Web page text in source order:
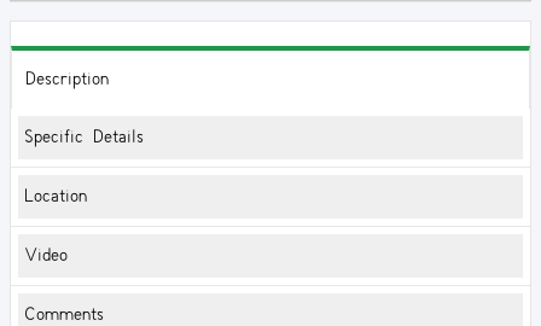
Description
Specific Details
Location
Video
Comments